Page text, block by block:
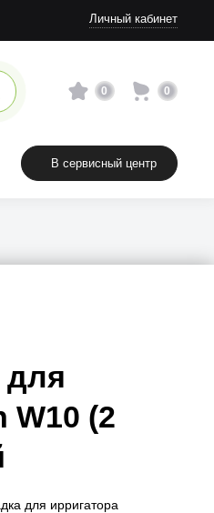
Личный кабинет
0 0
В сервисный центр
для
W10 (2
для ирригатора